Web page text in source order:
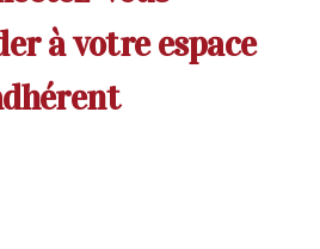
à votre espace